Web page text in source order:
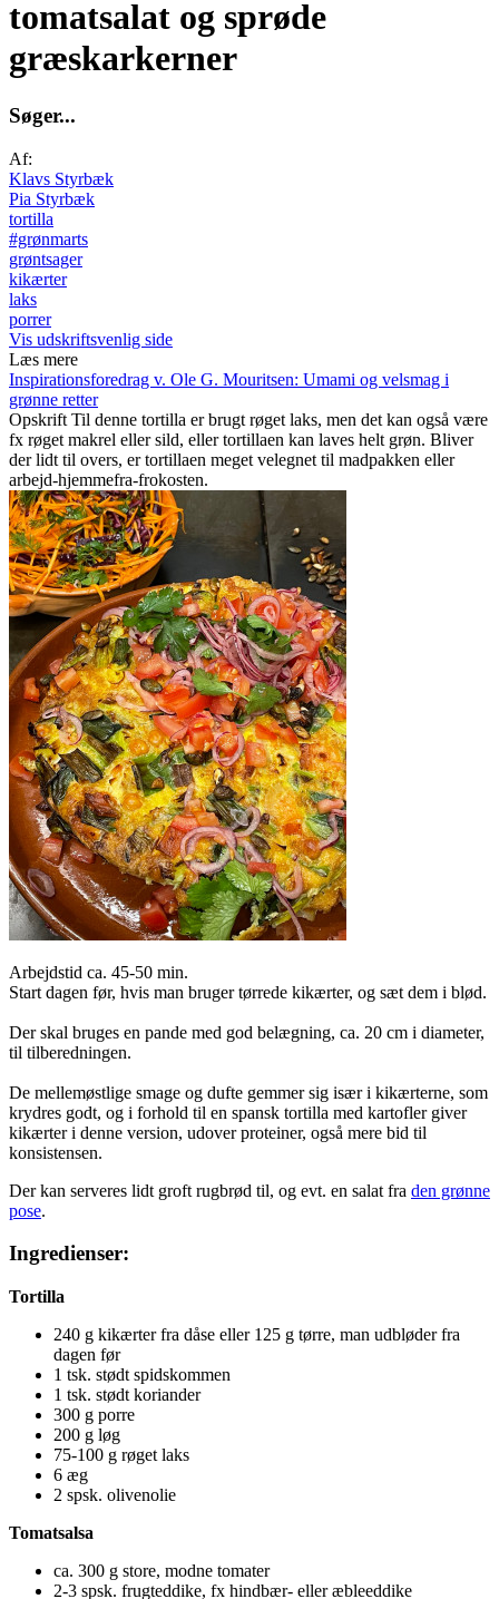
tomatsalat og sprøde
græskarkerner
Søger...
Af:
Klavs Styrbæk
Pia Styrbæk
tortilla
#grønmarts
grøntsager
kikærter
laks
porrer
Vis udskriftsvenlig side
Læs mere
Inspirationsforedrag v. Ole G. Mouritsen: Umami og velsmag i
grønne retter
Opskrift Til denne tortilla er brugt røget laks, men det kan også være
fx røget makrel eller sild, eller tortillaen kan laves helt grøn. Bliver
der lidt til overs, er tortillaen meget velegnet til madpakken eller
arbejd-hjemmefra-frokosten.
Arbejdstid ca. 45-50 min.
Start dagen før, hvis man bruger tørrede kikærter, og sæt dem i blød.
Der skal bruges en pande med god belægning, ca. 20 cm i diameter,
til tilberedningen.
De mellemøstlige smage og dufte gemmer sig især i kikærterne, som
krydres godt, og i forhold til en spansk tortilla med kartofler giver
kikærter i denne version, udover proteiner, også mere bid til
konsistensen.
Der kan serveres lidt groft rugbrød til, og evt. en salat fra den grønne
pose.
Ingredienser:
Tortilla
240 g kikærter fra dåse eller 125 g tørre, man udbløder fra
dagen før
1 tsk. stødt spidskommen
1 tsk. stødt koriander
300 g porre
200 g løg
75-100 g røget laks
6 æg
2 spsk. olivenolie
Tomatsalsa
ca. 300 g store, modne tomater
2-3 spsk. frugteddike, fx hindbær- eller æbleeddike